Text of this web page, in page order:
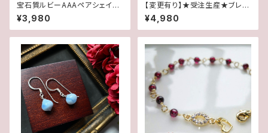
宝石質ルビーAAAペアシェイプ
✽淡水パール14kgfデザインピ
アス/イヤリング
¥3,980
【変更有り】★受注生産★ブレス
腕時計(パール･クリーム系ゴー
ルド)･A
¥4,980